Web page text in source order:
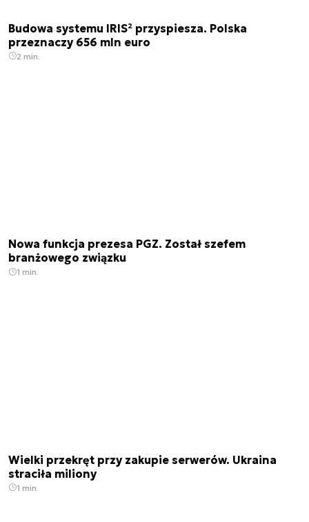
Budowa systemu IRIS² przyspiesza. Polska
przeznaczy 656 mln euro
2 min.
Nowa funkcja prezesa PGZ. Został szefem
branżowego związku
1 min.
Wielki przekręt przy zakupie serwerów. Ukraina
straciła miliony
1 min.